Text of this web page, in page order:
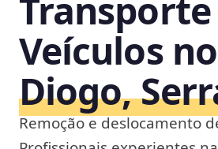
Veículos
Diogo,
Remoção e deslocamento